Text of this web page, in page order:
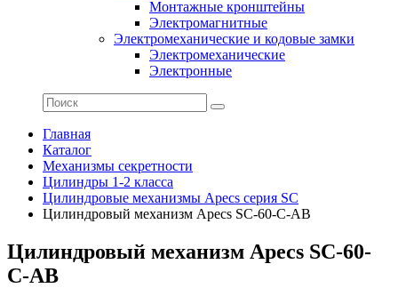
Монтажные кронштейны
Электромагнитные
Электромеханические и кодовые замки
Электромеханические
Электронные
Главная
Каталог
Механизмы секретности
Цилиндры 1-2 класса
Цилиндровые механизмы Apecs серия SC
Цилиндровый механизм Apecs SC-60-C-AB
Цилиндровый механизм Apecs SC-60-
C-AB